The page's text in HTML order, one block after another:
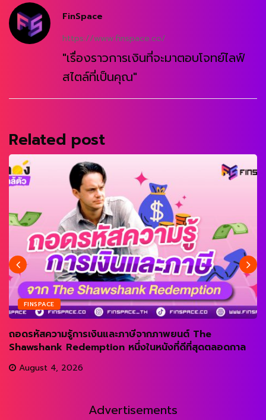
FinSpace
https://www.finspace.co/
"เรื่องราวการเงินที่จะมาตอบโจทย์ไลฟ์
สไตล์ที่เป็นคุณ"
Related post
FINSPACE
ถอดรหัสความรู้การเงินและภาษีจากภาพยนต์ The
Shawshank Redemption หนึ่งในหนังที่ดีที่สุดตลอดกาล
August 4, 2026
Advertisements